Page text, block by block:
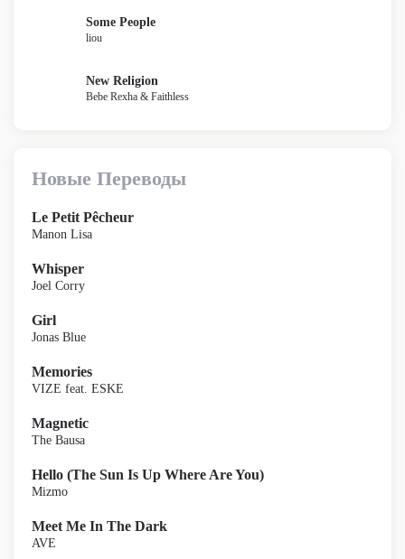
Some People
liou
New Religion
Bebe Rexha & Faithless
Новые Переводы
Le Petit Pêcheur
Manon Lisa
Whisper
Joel Corry
Girl
Jonas Blue
Memories
VIZE feat. ESKE
Magnetic
The Bausa
Hello (The Sun Is Up Where Are You)
Mizmo
Meet Me In The Dark
AVE